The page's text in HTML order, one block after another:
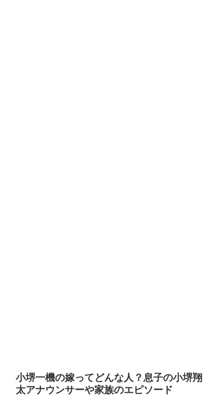
小堺一機の嫁ってどんな人？息子の小堺翔
太アナウンサーや家族のエピソード